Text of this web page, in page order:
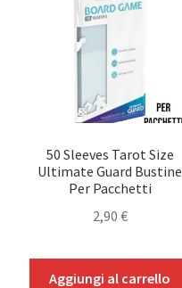
50 Sleeves Tarot Size
Ultimate Guard Bustine
Per Pacchetti
2,90 €
Aggiungi al carrello